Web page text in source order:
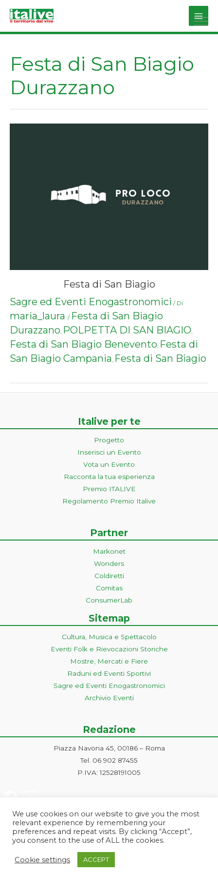
Main
Festa di San Biagio
Durazzano
Festa di San Biagio
Sagre ed Eventi Enogastronomici / Di
maria_laura / Festa di San Biagio
Durazzano, POLPETTA DI SAN BIAGIO,
Festa di San Biagio Benevento, Festa di
San Biagio Campania, Festa di San Biagio
Italive per te
Progetto
Inserisci un Evento
Vota un Evento
Racconta la tua esperienza
Premio ITALIVE
Regolamento Premio Italive
Partner
Markonet
Wonders
Coldiretti
Comitas
ConsumerLab
Sitemap
Cultura, Musica e Spettacolo
Eventi Folk e Rievocazioni Storiche
Mostre, Mercati e Fiere
Raduni ed Eventi Sportivi
Sagre ed Eventi Enogastronomici
Archivio Eventi
Redazione
Piazza Navona 45, 00186 – Roma
Tel. 06 902 87455
P.IVA: 12528191005
Roma | PI e CF: 12528191005 | markonetsrl@pec.it |
We use cookies on our website to give you the most
relevant experience by remembering your
preferences and repeat visits. By clicking “Accept”,
you consent to the use of ALL the cookies.
Cookie settings ACCEPT